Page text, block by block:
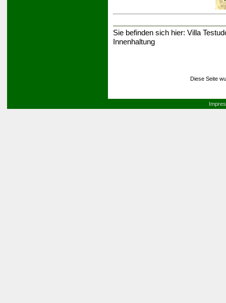
Sie befinden sich hier: Villa
Innenhaltung
Diese Seite